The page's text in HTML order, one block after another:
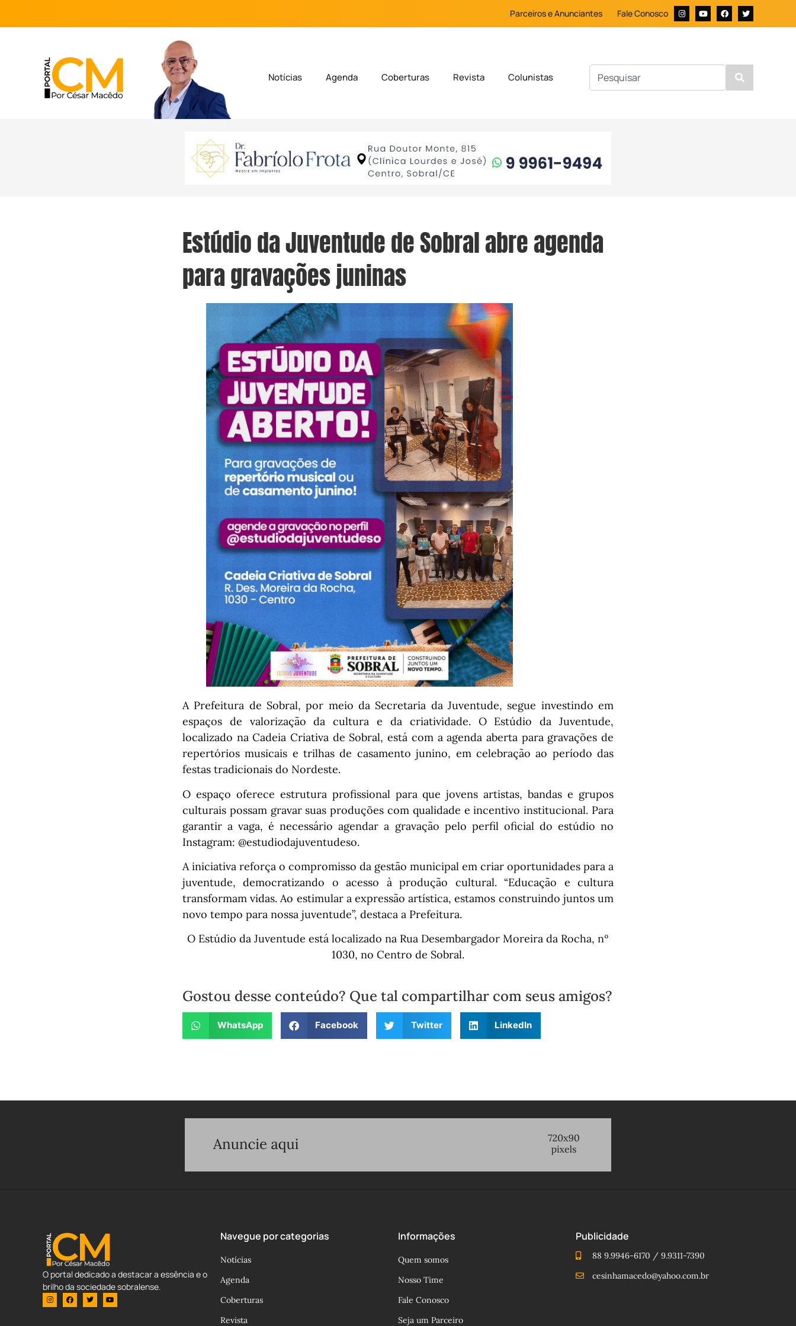
Parceiros e Anunciantes Fale Conosco
Notícias Agenda Coberturas Revista Colunistas
Estúdio da Juventude de Sobral abre agenda
para gravações juninas
A Prefeitura de Sobral, por meio da Secretaria da Juventude, segue investindo em
espaços de valorização da cultura e da criatividade. O Estúdio da Juventude,
localizado na Cadeia Criativa de Sobral, está com a agenda aberta para gravações de
repertórios musicais e trilhas de casamento junino, em celebração ao período das
festas tradicionais do Nordeste.
O espaço oferece estrutura profissional para que jovens artistas, bandas e grupos
culturais possam gravar suas produções com qualidade e incentivo institucional. Para
garantir a vaga, é necessário agendar a gravação pelo perfil oficial do estúdio no
Instagram: @estudiodajuventudeso.
A iniciativa reforça o compromisso da gestão municipal em criar oportunidades para a
juventude, democratizando o acesso à produção cultural. “Educação e cultura
transformam vidas. Ao estimular a expressão artística, estamos construindo juntos um
novo tempo para nossa juventude”, destaca a Prefeitura.
O Estúdio da Juventude está localizado na Rua Desembargador Moreira da Rocha, nº
1030, no Centro de Sobral.
Gostou desse conteúdo? Que tal compartilhar com seus amigos?
WhatsApp Facebook Twitter LinkedIn
O portal dedicado a destacar a essência e o
brilho da sociedade sobralense.
Navegue por categorias
Notícias
Agenda
Coberturas
Revista
Informações
Quem somos
Nosso Time
Fale Conosco
Seja um Parceiro
Publicidade
88 9.9946-6170 / 9.9311-7390
cesinhamacedo@yahoo.com.br